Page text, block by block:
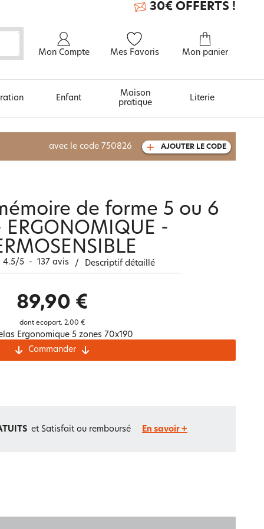
Mon Compte Mes Favoris Mon panier
30€ OFFERTS !
À découvrir aussi
Carte cadeau
La gaze de coton
Enfant
Maison
pratique
Literie
avec le code 750826 AJOUTER LE CODE
de forme 5 ou 6
ERGONOMIQUE -
4.5/5 - 137 avis / Descriptif détaillé
89,90 €
dont ecopart. 2,00 €
Ergonomique 5 zones 70x190
Commander
et Satisfait ou remboursé En savoir +